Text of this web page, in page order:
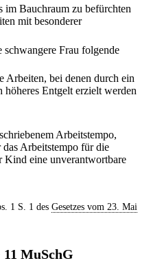
im Bauchraum zu befürchten
mit besonderer
Frau folgende
Arbeiten, bei denen durch ein
höheres Entgelt erzielt werden
Arbeitstempo,
Arbeitstempo für die
Kind eine unverantwortbare
1 S. 1 des Gesetzes vom 23. Mai
MuSchG